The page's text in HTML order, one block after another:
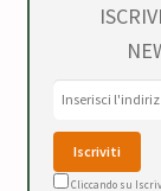
Cliccando su